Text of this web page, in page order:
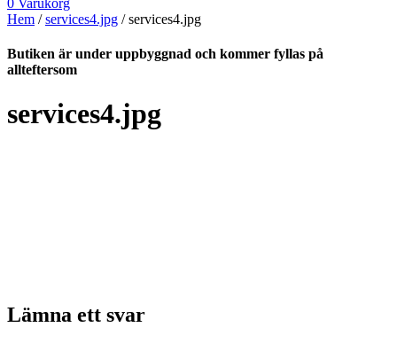
0 Varukorg
Hem /services4.jpg / services4.jpg
Butiken är under uppbyggnad och kommer fyllas på
allteftersom
services4.jpg
Lämna ett svar